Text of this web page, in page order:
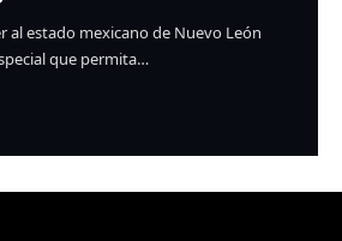
al estado mexicano de Nuevo León
que permita…